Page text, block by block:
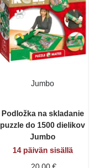
Jumbo
Podložka na skladanie
puzzle do 1500 dielikov
Jumbo
14 päivän sisällä